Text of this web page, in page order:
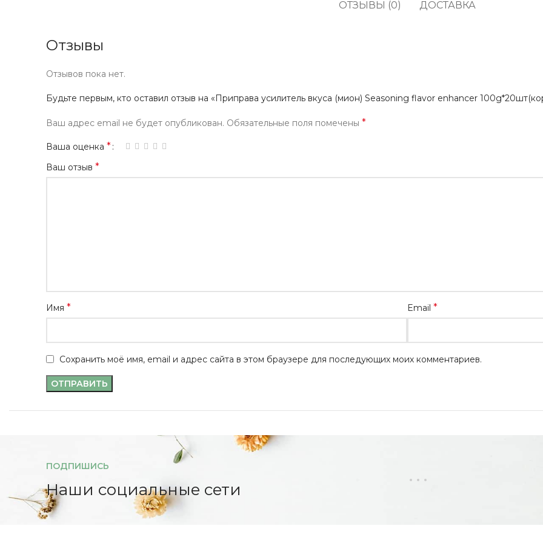
водоросли
Напитки, молоко, готовое
кофе
ОТЗЫВЫ (0) ДОСТАВКА
Отзывы
Отзывов пока нет.
Будьте первым, кто оставил отзыв на «Приправа усилитель вкуса (мион) Seasoning flavor enhancer
Ваш адрес email не будет опубликован. Обязательные поля помечены *
Ваша оценка *
Ваш отзыв *
Имя * Email *
Сохранить моё имя, email и адрес сайта в этом браузере для последующих моих комментариев.
ПОДПИШИСЬ
Наши социальные сети